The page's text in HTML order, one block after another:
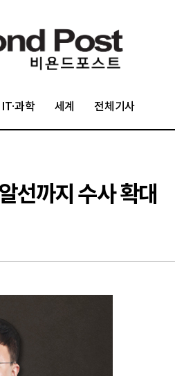
IT·과학 세계 전체기사
선까지 수사 확대